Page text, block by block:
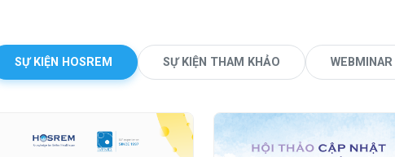
SỰ KIỆN HOSREM SỰ KIỆN THAM KHẢO WEBMINAR